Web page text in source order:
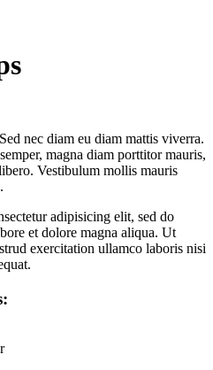
nec diam eu diam mattis viverra.
magna diam porttitor mauris,
Vestibulum mollis mauris
adipisicing elit, sed do
et dolore magna aliqua. Ut
exercitation ullamco laboris nisi